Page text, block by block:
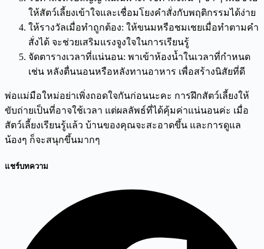
ให้สัตว์เลี้ยงเข้าใจและเชื่อมโยงคำสั่งกับพฤติกรรมได้ง่าย
ให้รางวัลเมื่อทำถูกต้อง: ให้ขนมหรือชมเชยเมื่อทำตามคำ
สั่งได้ จะช่วยเสริมแรงจูงใจในการเรียนรู้
จัดตารางเวลาที่แน่นอน: พาเข้าห้องน้ำในเวลาที่กำหนด
เช่น หลังตื่นนอนหรือหลังทานอาหาร เพื่อสร้างนิสัยที่ดี
พ่อแม่มือใหม่อย่าเพิ่งถอดใจกันก่อนนะคะ การฝึกสัตว์เลี้ยงให้
ขับถ่ายเป็นที่อาจใช้เวลา แต่ผลลัพธ์ที่ได้คุ้มค่าแน่นอนค่ะ เมื่อ
สัตว์เลี้ยงเรียนรู้แล้ว บ้านของคุณจะสะอาดขึ้น และการดูแล
น้องๆ ก็จะสนุกขึ้นมากๆ
แชร์บทความ